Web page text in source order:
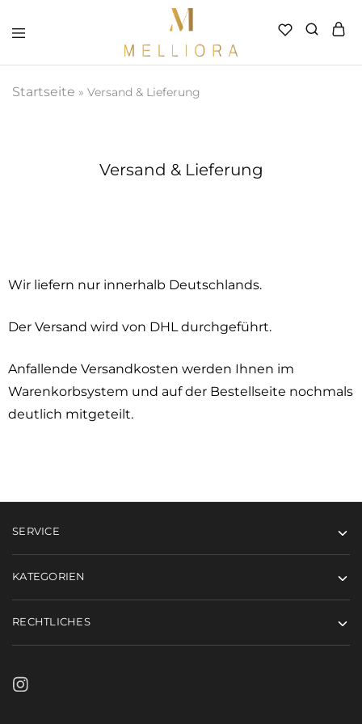
Melliora
Handverlesener
Schmuck
Startseite » Versand & Lieferung
Versand & Lieferung
Wir liefern nur innerhalb Deutschlands.
Der Versand wird von DHL durchgeführt.
Anfallende Versandkosten werden Ihnen im
Warenkorbsystem und auf der Bestellseite nochmals
deutlich mitgeteilt.
SERVICE
KATEGORIEN
RECHTLICHES